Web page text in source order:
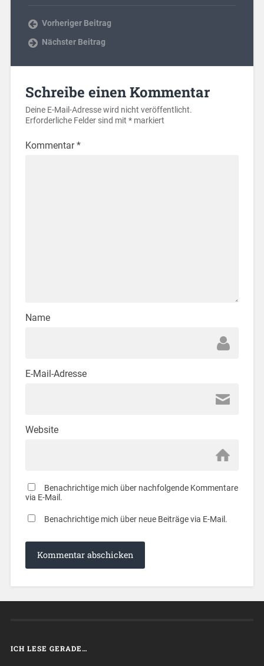
Vorheriger Beitrag
Nächster Beitrag
Schreibe einen Kommentar
Deine E-Mail-Adresse wird nicht veröffentlicht.
Erforderliche Felder sind mit *markiert
Kommentar*
Name
E-Mail-Adresse
Website
Benachrichtige mich über nachfolgende Kommentare
via E-Mail.
Benachrichtige mich über neue Beiträge via E-Mail.
ICH LESE GERADE…